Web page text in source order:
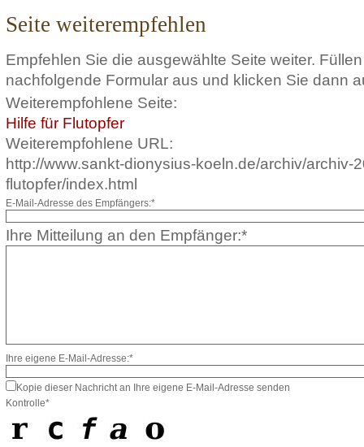
Seite weiterempfehlen
Empfehlen Sie die ausgewählte Seite weiter.
nachfolgende Formular aus und klicken Sie dann
Weiterempfohlene Seite:
Hilfe für Flutopfer
Weiterempfohlene URL:
http://www.sankt-dionysius-koeln.de/archiv/archiv-
flutopfer/index.html
E-Mail-Adresse des Empfängers:*
Ihre Mitteilung an den Empfänger:*
Ihre eigene E-Mail-Adresse:*
Kopie dieser Nachricht an Ihre eigene E-Mail-Adresse senden
Kontrolle*